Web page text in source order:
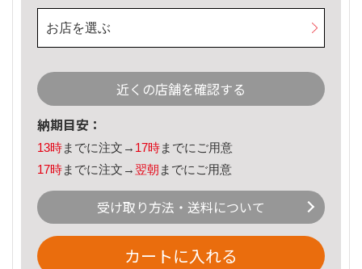
お店を選ぶ
近くの店舗を確認する
納期目安：
13時までに注文→ 17時までにご用意
17時までに注文→ 翌朝 までにご用意
受け取り方法・送料について
カートに入れる